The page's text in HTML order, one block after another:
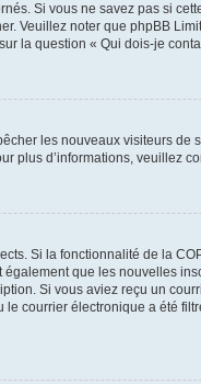
Si vous ne savez pas si
Veuillez noter que phpBB
la question « Qui dois-je
les nouveaux visiteurs
plus d’informations, veuillez
Si la fonctionnalité de la
que les nouvelles
Si vous aviez reçu un
courrier électronique a été